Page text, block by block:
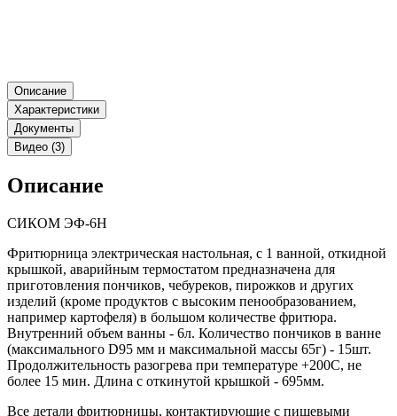
Описание
Характеристики
Документы
Видео (3)
Описание
СИКОМ ЭФ-6H
Фритюрница электрическая настольная, с 1 ванной, откидной
крышкой, аварийным термостатом предназначена для
приготовления пончиков, чебуреков, пирожков и других
изделий (кроме продуктов с высоким пенообразованием,
например картофеля) в большом количестве фритюра.
Внутренний объем ванны - 6л. Количество пончиков в ванне
(максимального D95 мм и максимальной массы 65г) - 15шт.
Продолжительность разогрева при температуре +200С, не
более 15 мин. Длина с откинутой крышкой - 695мм.
Все детали фритюрницы, контактирующие с пищевыми